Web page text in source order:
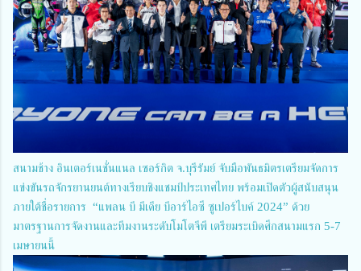
สนามช้าง อินเตอร์เนชั่นแนล เซอร์กิต จ.บุรีรัมย์ จับมือพันธมิตรเตรียมจัดการ
แข่งขันรถจักรยานยนต์ทางเรียบชิงแชมป์ประเทศไทย พร้อมเปิดตัวผู้สนับสนุน
ภายใต้ชื่อรายการ “แพลน บี มีเดีย บีอาร์ไอซี ซูเปอร์ไบค์ 2024” ด้วย
มาตรฐานการจัดงานและทีมงานระดับโมโตจีพี เตรียมระเบิดศึกสนามแรก 5-7
เมษายนนี้